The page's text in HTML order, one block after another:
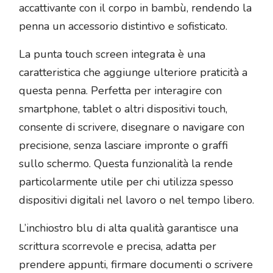
accattivante con il corpo in bambù, rendendo la
penna un accessorio distintivo e sofisticato.
La punta touch screen integrata è una
caratteristica che aggiunge ulteriore praticità a
questa penna. Perfetta per interagire con
smartphone, tablet o altri dispositivi touch,
consente di scrivere, disegnare o navigare con
precisione, senza lasciare impronte o graffi
sullo schermo. Questa funzionalità la rende
particolarmente utile per chi utilizza spesso
dispositivi digitali nel lavoro o nel tempo libero.
L’inchiostro blu di alta qualità garantisce una
scrittura scorrevole e precisa, adatta per
prendere appunti, firmare documenti o scrivere